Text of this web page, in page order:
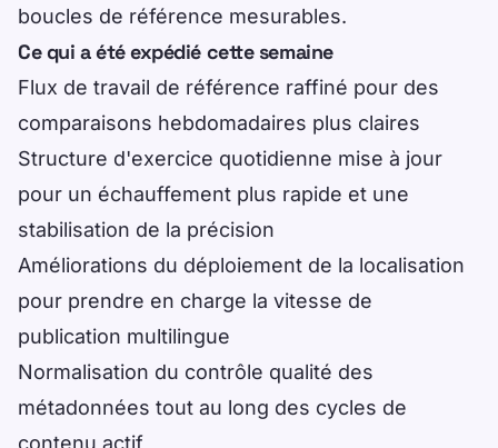
boucles de référence mesurables.
Ce qui a été expédié cette semaine
Flux de travail de référence raffiné pour des
comparaisons hebdomadaires plus claires
Structure d'exercice quotidienne mise à jour
pour un échauffement plus rapide et une
stabilisation de la précision
Améliorations du déploiement de la localisation
pour prendre en charge la vitesse de
publication multilingue
Normalisation du contrôle qualité des
métadonnées tout au long des cycles de